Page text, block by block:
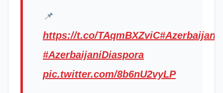
📌
https://t.co/TAqmBXZviC#Azerbaijan
#AzerbaijaniDiaspora
pic.twitter.com/8b6nU2vyLP